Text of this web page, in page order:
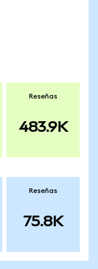
Reseñas
483.9K
Reseñas
75.8K